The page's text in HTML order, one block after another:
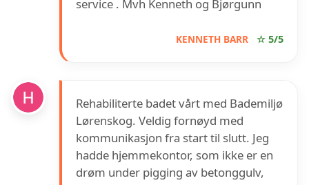
service . Mvh Kenneth og Bjørgunn
KENNETH BARR ☆ 5/5
Rehabiliterte badet vårt med Bademiljø
Lørenskog. Veldig fornøyd med
kommunikasjon fra start til slutt. Jeg
hadde hjemmekontor, som ikke er en
drøm under pigging av betonggulv,